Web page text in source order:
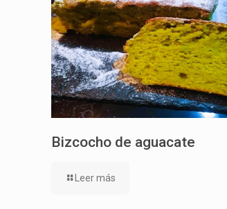
Bizcocho de aguacate
Leer más